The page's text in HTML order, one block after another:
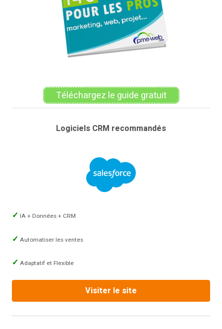
Téléchargez le guide gratuit
Logiciels CRM recommandés
IA + Données + CRM
Automatiser les ventes
Adaptatif et Flexible
Visiter le site